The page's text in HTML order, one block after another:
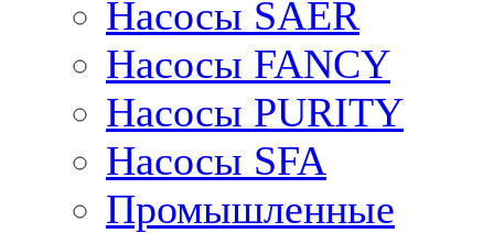
Насосы SAER
Насосы FANCY
Насосы PURITY
Насосы SFA
Промышленные